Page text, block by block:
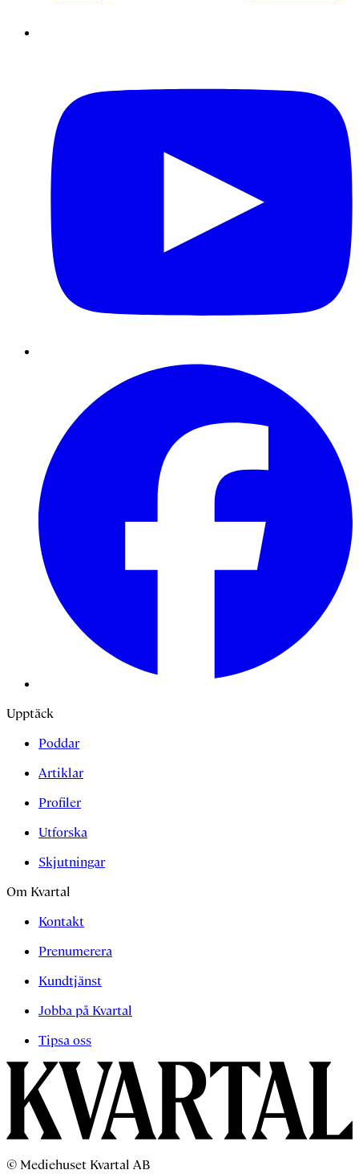
Upptäck
Poddar
Artiklar
Profiler
Utforska
Skjutningar
Om Kvartal
Kontakt
Prenumerera
Kundtjänst
Jobba på Kvartal
Tipsa oss
© Mediehuset Kvartal AB